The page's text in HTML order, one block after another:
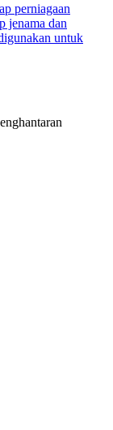
perniagaan
jenama dan
untuk